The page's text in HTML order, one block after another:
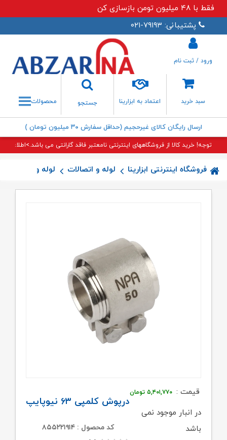
فقط با ۴۸ میلیون تومن بازسازی کن
پشتیبانی: ۷۹۱۹۳-۰۲۱
سبد خرید اعتماد به ابزارینا
جستجو
جستجو
ورود / ثبت نام
محصولات
ارسال رایگان کالای غیرحجیم (حداقل سفارش ۳۰ میلیون تومان )
توجه! خرید کالا از فروشگاههای اینترنتی نامعتبر فاقد گارانتی می باشد.>اطلاعات
فروشگاه اینترنتی ابزارینا لوله و اتصالات لوله و اتصالات
درپوش کلمپی ۶۳ نیوپایپ
کد محصول : ۸۵۵۲۲۱۹۱۴
قیمت : ۵,۴۰۱,۷۷۰ تومان
در انبار موجود نمی
باشد